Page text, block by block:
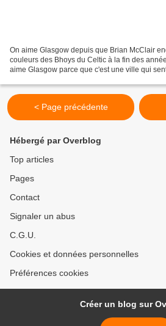
On aime Glasgow depuis que Brian McClair
couleurs des Bhoys du Celtic à la fin des
aime Glasgow parce que c'est une ville qui
< Page précédente
Hébergé par Overblog
Top articles
Pages
Contact
Signaler un abus
C.G.U.
Cookies et données personnelles
Préférences cookies
Créer un blog sur